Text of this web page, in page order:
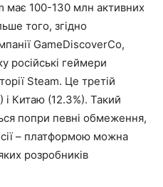
має 100-130 млн активних
того, згідно
GameDiscoverCo,
російські геймери
Steam. Це третій
Китаю (12.3%). Такий
попри певні обмеження,
– платформою можна
розробників